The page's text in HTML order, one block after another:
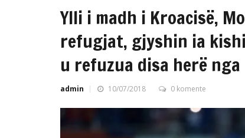
Ylli i madh i Kroacisë,
refugjat, gjyshin ia
u refuzua disa herë
admin 10/07/2018 0 komente